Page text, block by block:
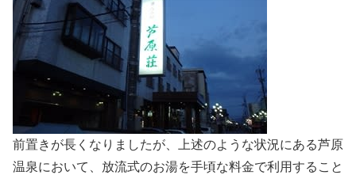
前置きが長くなりましたが、上述のような状況にある芦原
温泉において、放流式のお湯を手頃な料金で利用すること